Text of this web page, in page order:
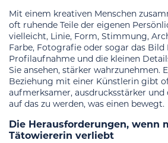
Mit einem kreativen Menschen
oft ruhende Teile der eigenen
vielleicht, Linie, Form, Stimmung,
Farbe, Fotografie oder sogar das Bild
Profilaufnahme und die kleinen
Sie ansehen, stärker wahrzunehmen.
Beziehung mit einer Künstlerin gibt
aufmerksamer, ausdrucksstärker und
auf das zu werden, was einen bewegt.
Die Herausforderungen, wenn
Tätowiererin verliebt